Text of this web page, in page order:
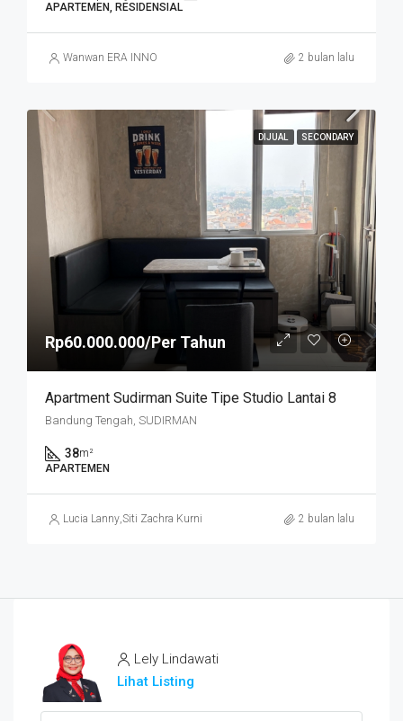
APARTEMEN, RESIDENSIAL
Wanwan ERA INNO 2 bulan lalu
DIJUAL SECONDARY
Rp60.000.000/Per Tahun
Apartment Sudirman Suite Tipe Studio Lantai 8
Bandung Tengah, SUDIRMAN
38m²
APARTEMEN
Lucia Lanny,Siti Zachra Kurniasari 2 bulan lalu
Lely Lindawati
Lihat Listing